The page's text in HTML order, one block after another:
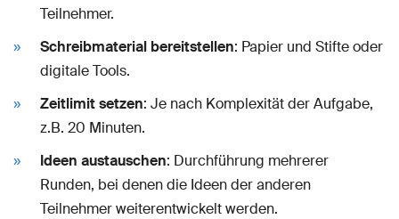
Teilnehmer.
Schreibmaterial bereitstellen: Papier und Stifte oder
digitale Tools.
Zeitlimit setzen: Je nach Komplexität der Aufgabe,
z.B. 20 Minuten.
Ideen austauschen: Durchführung mehrerer
Runden, bei denen die Ideen der anderen
Teilnehmer weiterentwickelt werden.